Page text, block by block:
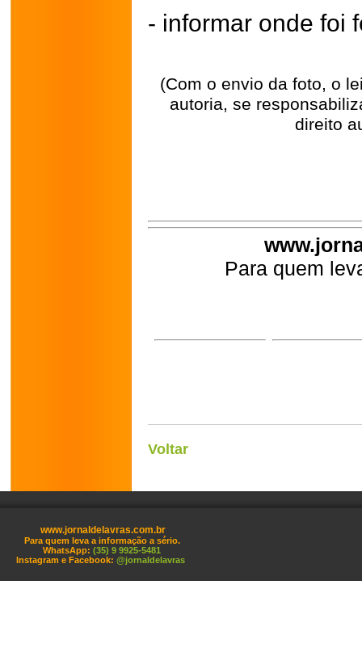
- informar onde foi
(Com o envio da foto, o
autoria, se
direito
Para quem
Voltar
www.jornaldelavras.com.br
Para quem leva a informação a sério.
WhatsApp: (35) 9 9925-5481
Instagram e Facebook: @jornaldelavras